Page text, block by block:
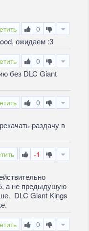
0
ожидаем :3
0
без DLC Giant
0
раздачу в
-1
а не предыдущую
DLC Giant Kings
0